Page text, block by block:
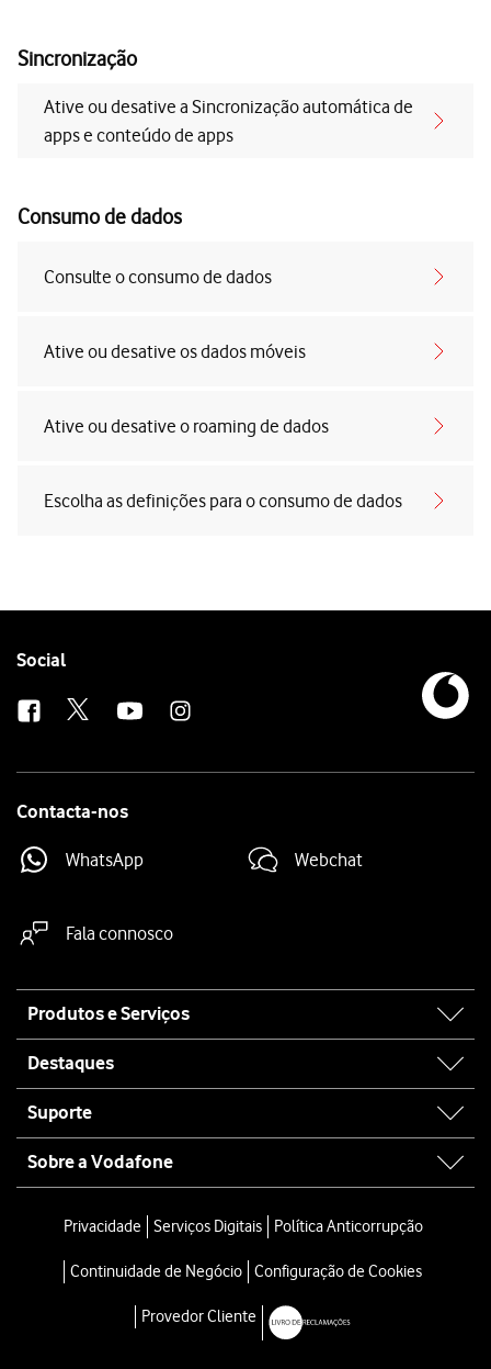
Sincronização
Ative ou desative a Sincronização automática de
apps e conteúdo de apps
Consumo de dados
Consulte o consumo de dados
Ative ou desative os dados móveis
Ative ou desative o roaming de dados
Escolha as definições para o consumo de dados
Follow
Social
Contacta-nos
WhatsApp Webchat
Fala connosco
map
Produtos e Serviços
Destaques
Suporte
Sobre a Vodafone
Privacidade Serviços Digitais Política Anticorrupção
Continuidade de Negócio Configuração de Cookies
Provedor Cliente